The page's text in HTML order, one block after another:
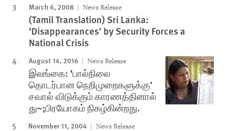
March 6, 2008 News Release
(Tamil Translation) Sri Lanka:
‘Disappearances’ by Security Forces a
National Crisis
August 14, 2016 News Release
இலங்கை: ‘பால்நிலை
தொடர்பான நெறிமுறைகளுக்கு’
சவால் விடுக்கும் காரணத்தினால்
து~;பிரயோகம் நிகழ்கின்றது.
November 11, 2004 News Release